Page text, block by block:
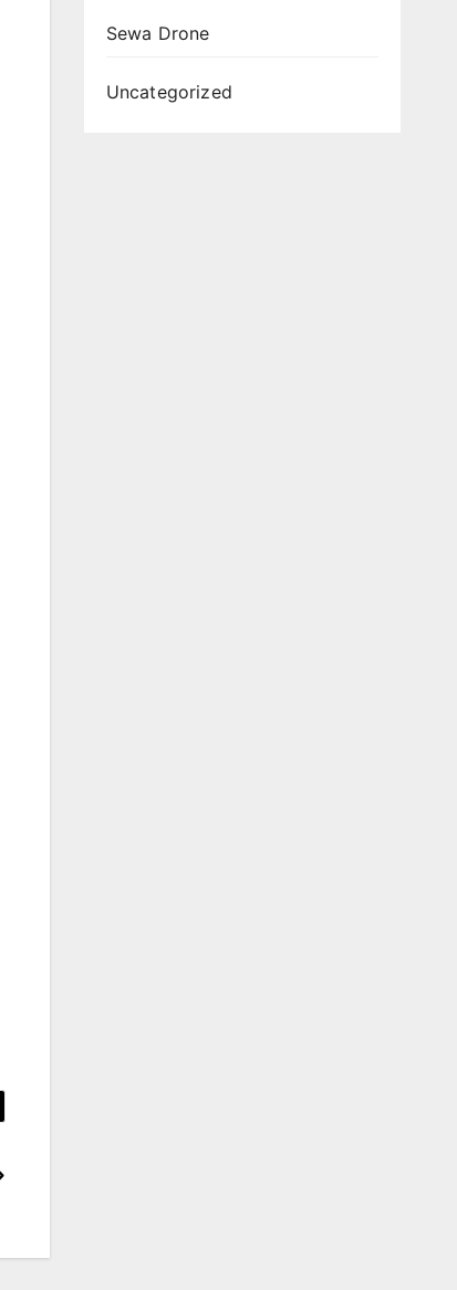
Sewa Drone
Uncategorized